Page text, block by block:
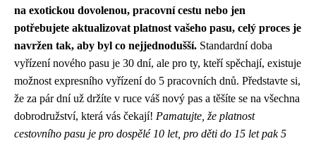
na exotickou dovolenou, pracovní cestu nebo jen
potřebujete aktualizovat platnost vašeho pasu, celý proces je
navržen tak, aby byl co nejjednodušší. Standardní doba
vyřízení nového pasu je 30 dní, ale pro ty, kteří spěchají, existuje
možnost expresního vyřízení do 5 pracovních dnů. Představte si,
že za pár dní už držíte v ruce váš nový pas a těšíte se na všechna
dobrodružství, která vás čekají! Pamatujte, že platnost
cestovního pasu je pro dospělé 10 let, pro děti do 15 let pak 5